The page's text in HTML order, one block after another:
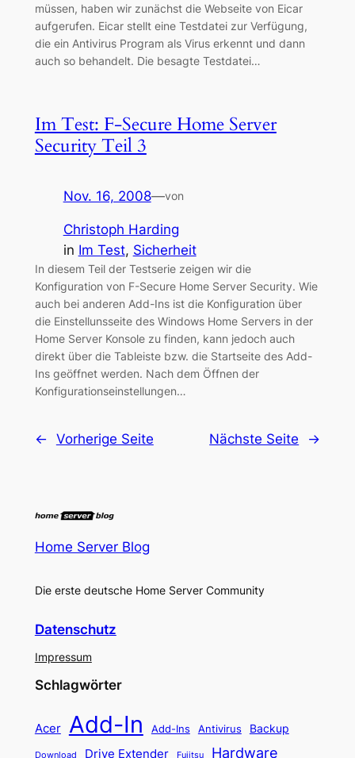
müssen, haben wir zunächst die Webseite von Eicar
aufgerufen. Eicar stellt eine Testdatei zur Verfügung,
die ein Antivirus Program als Virus erkennt und dann
auch so behandelt. Die besagte Testdatei…
Im Test: F-Secure Home Server
Security Teil 3
Nov. 16, 2008—von
Christoph Harding
in Im Test, Sicherheit
In diesem Teil der Testserie zeigen wir die
Konfiguration von F-Secure Home Server Security. Wie
auch bei anderen Add-Ins ist die Konfiguration über
die Einstellunsseite des Windows Home Servers in der
Home Server Konsole zu finden, kann jedoch auch
direkt über die Tableiste bzw. die Startseite des Add-
Ins geöffnet werden. Nach dem Öffnen der
Konfigurationseinstellungen…
← Vorherige Seite Nächste Seite →
Home Server Blog
Die erste deutsche Home Server Community
Datenschutz
Impressum
Schlagwörter
Acer Add-In Add-Ins Antivirus Backup
Download Drive Extender Fujitsu Hardware